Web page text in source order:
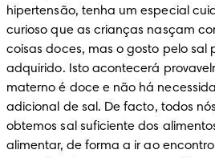
hipertensão, tenha um especial
curioso que as crianças nasçam
coisas doces, mas o gosto pelo sal
adquirido. Isto acontecerá
materno é doce e não há
adicional de sal. De facto, todos
obtemos sal suficiente dos
alimentar, de forma a ir ao